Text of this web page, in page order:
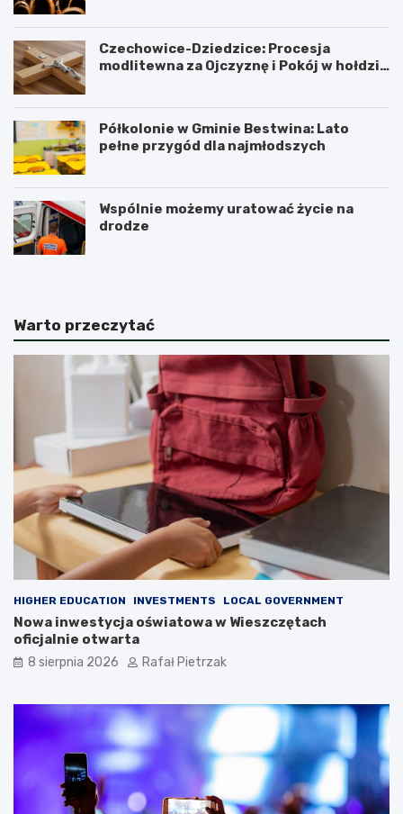
Czechowice-Dziedzice: Procesja
modlitewna za Ojczyznę i Pokój w hołdzie
Półkolonie w Gminie Bestwina: Lato
pełne przygód dla najmłodszych
Wspólnie możemy uratować życie na
drodze
Warto przeczytać
HIGHER EDUCATION INVESTMENTS LOCAL GOVERNMENT
Nowa inwestycja oświatowa w Wieszczętach
oficjalnie otwarta
8 sierpnia 2026 Rafał Pietrzak